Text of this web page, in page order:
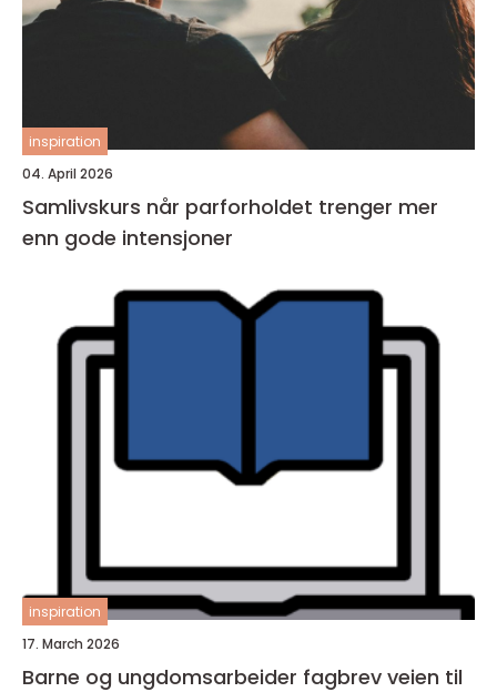
inspiration
04. April 2026
Samlivskurs når parforholdet trenger mer
enn gode intensjoner
inspiration
17. March 2026
Barne og ungdomsarbeider fagbrev veien til